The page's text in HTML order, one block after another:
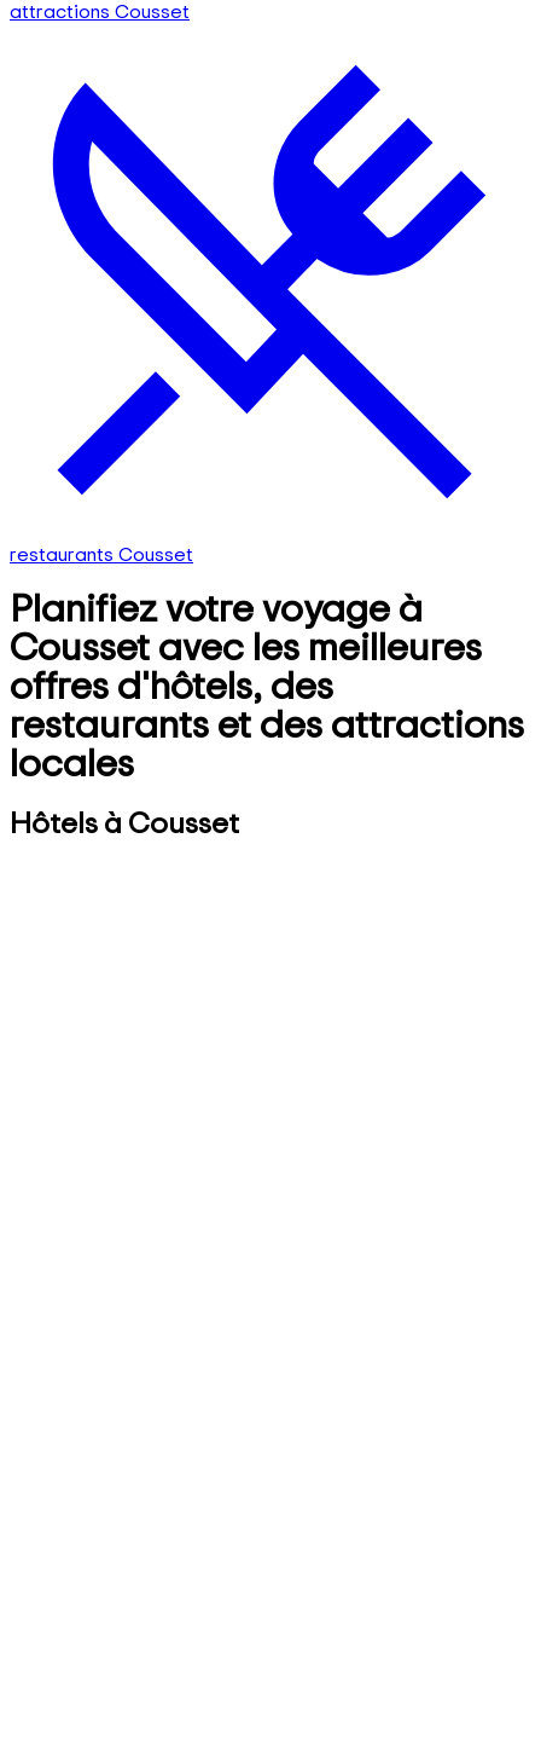
attractions Cousset
restaurants Cousset
Planifiez votre voyage à
Cousset avec les meilleures
offres d'hôtels, des
restaurants et des attractions
locales
Hôtels à Cousset